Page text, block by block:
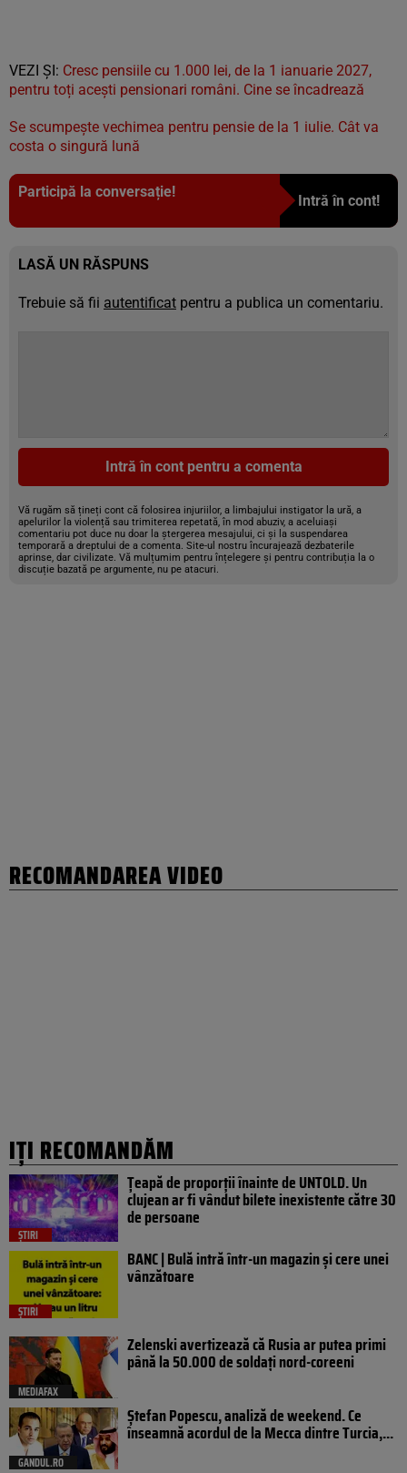
VEZI ȘI: Cresc pensiile cu 1.000 lei, de la 1 ianuarie 2027,
pentru toți acești pensionari români. Cine se încadrează
Se scumpește vechimea pentru pensie de la 1 iulie. Cât va
costa o singură lună
Participă la conversație!
Intră în cont!
LASĂ UN RĂSPUNS
Trebuie să fii autentificat pentru a publica un comentariu.
Intră în cont pentru a comenta
Vă rugăm să țineți cont că folosirea injuriilor, a limbajului instigator la ură, a
apelurilor la violență sau trimiterea repetată, în mod abuziv, a aceluiași
comentariu pot duce nu doar la ștergerea mesajului, ci și la suspendarea
temporară a dreptului de a comenta. Site-ul nostru încurajează dezbaterile
aprinse, dar civilizate. Vă mulțumim pentru înțelegere și pentru contribuția la o
discuție bazată pe argumente, nu pe atacuri.
RECOMANDAREA VIDEO
IȚI RECOMANDĂM
ȘTIRI
Țeapă de proporții înainte de UNTOLD. Un
clujean ar fi vândut bilete inexistente către 30
de persoane
ȘTIRI
BANC | Bulă intră într-un magazin și cere unei
vânzătoare
MEDIAFAX
Zelenski avertizează că Rusia ar putea primi
până la 50.000 de soldați nord-coreeni
GANDUL.RO
Ștefan Popescu, analiză de weekend. Ce
înseamnă acordul de la Mecca dintre Turcia,...